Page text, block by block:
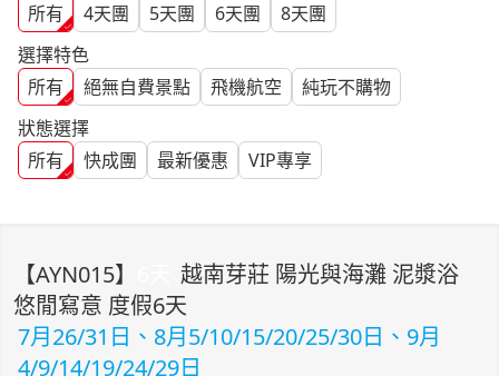
所有
4天團 5天團 6天團 8天團
選擇特色
所有
絕無自費景點 飛機航空
純玩不購物
狀態選擇
所有
快成團 最新優惠 VIP專享
【AYN015】
越南芽莊 陽光與海灘 泥漿浴
悠閒寫意 度假6天
7月26/31日、8月5/10/15/20/25/30日、9月
4/9/14/19/24/29日